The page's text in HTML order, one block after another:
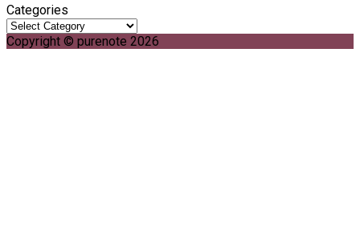
Categories
Copyright © purenote 2026